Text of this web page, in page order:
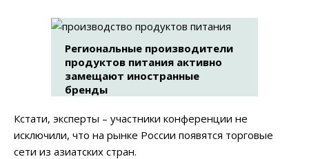
Региональные производители
продуктов питания активно
замещают иностранные
бренды
Кстати, эксперты – участники конференции не
исключили, что на рынке России появятся торговые
сети из азиатских стран.